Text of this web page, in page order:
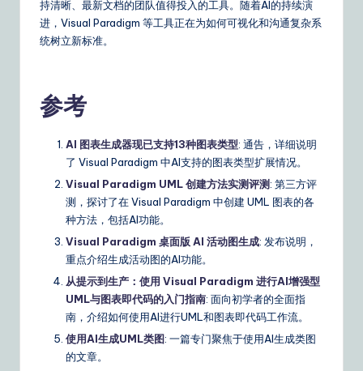
持清晰、最新文档的团队值得投入的工具。随着AI的持续演
进，Visual Paradigm 等工具正在为如何可视化和沟通复杂系
统树立新标准。
参考
AI 图表生成器现已支持13种图表类型: 通告，详细说明
了 Visual Paradigm 中AI支持的图表类型扩展情况。
Visual Paradigm UML 创建方法实测评测: 第三方评
测，探讨了在 Visual Paradigm 中创建 UML 图表的各
种方法，包括AI功能。
Visual Paradigm 桌面版 AI 活动图生成: 发布说明，
重点介绍生成活动图的AI功能。
从提示到生产：使用 Visual Paradigm 进行AI增强型
UML与图表即代码的入门指南: 面向初学者的全面指
南，介绍如何使用AI进行UML和图表即代码工作流。
使用AI生成UML类图: 一篇专门聚焦于使用AI生成类图
的文章。